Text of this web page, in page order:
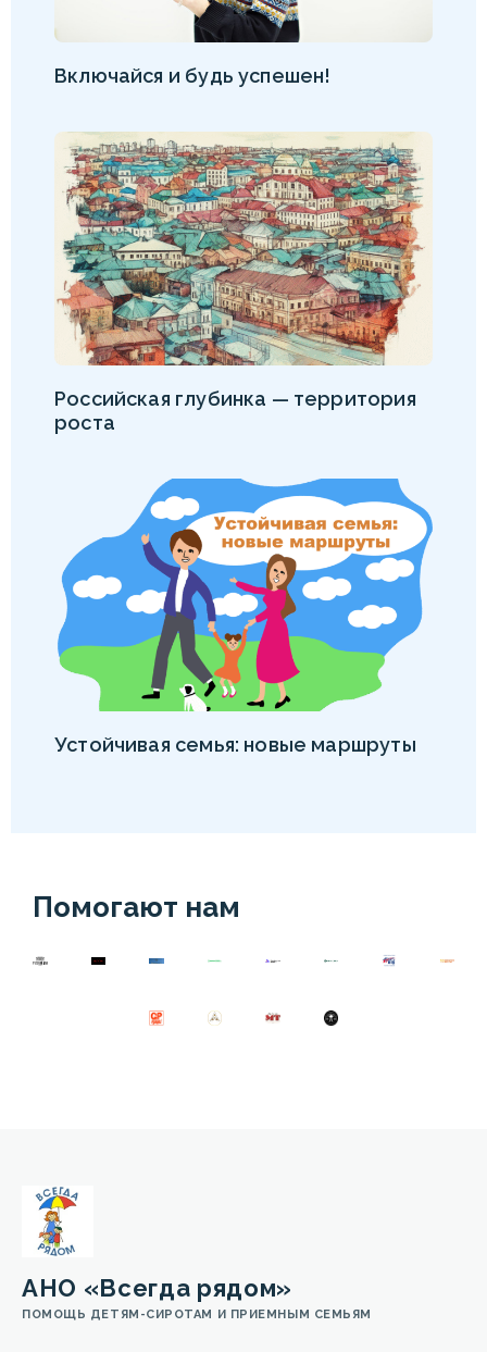
Включайся и будь успешен!
Российская глубинка — территория
роста
Устойчивая семья: новые маршруты
Помогают нам
АНО «Всегда рядом»
ПОМОЩЬ ДЕТЯМ-СИРОТАМ И ПРИЕМНЫМ СЕМЬЯМ